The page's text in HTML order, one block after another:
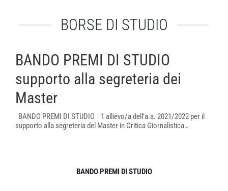
BORSE DI STUDIO
BANDO PREMI DI STUDIO
supporto alla segreteria dei
Master
BANDO PREMI DI STUDIO 1 allievo/a dell’a.a. 2021/2022 per il
supporto alla segreteria del Master in Critica Giornalistica…
BANDO PREMI DI STUDIO